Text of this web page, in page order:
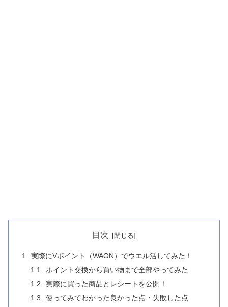
目次
実際にVポイント（WAON）でウエル活してみた！
ポイント交換から買い物まで全部やってみた
実際に買った商品とレシートを公開！
使ってみてわかった良かった点・失敗した点